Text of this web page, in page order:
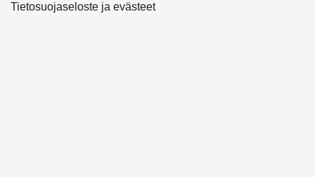
Tietosuojaseloste ja evästeet